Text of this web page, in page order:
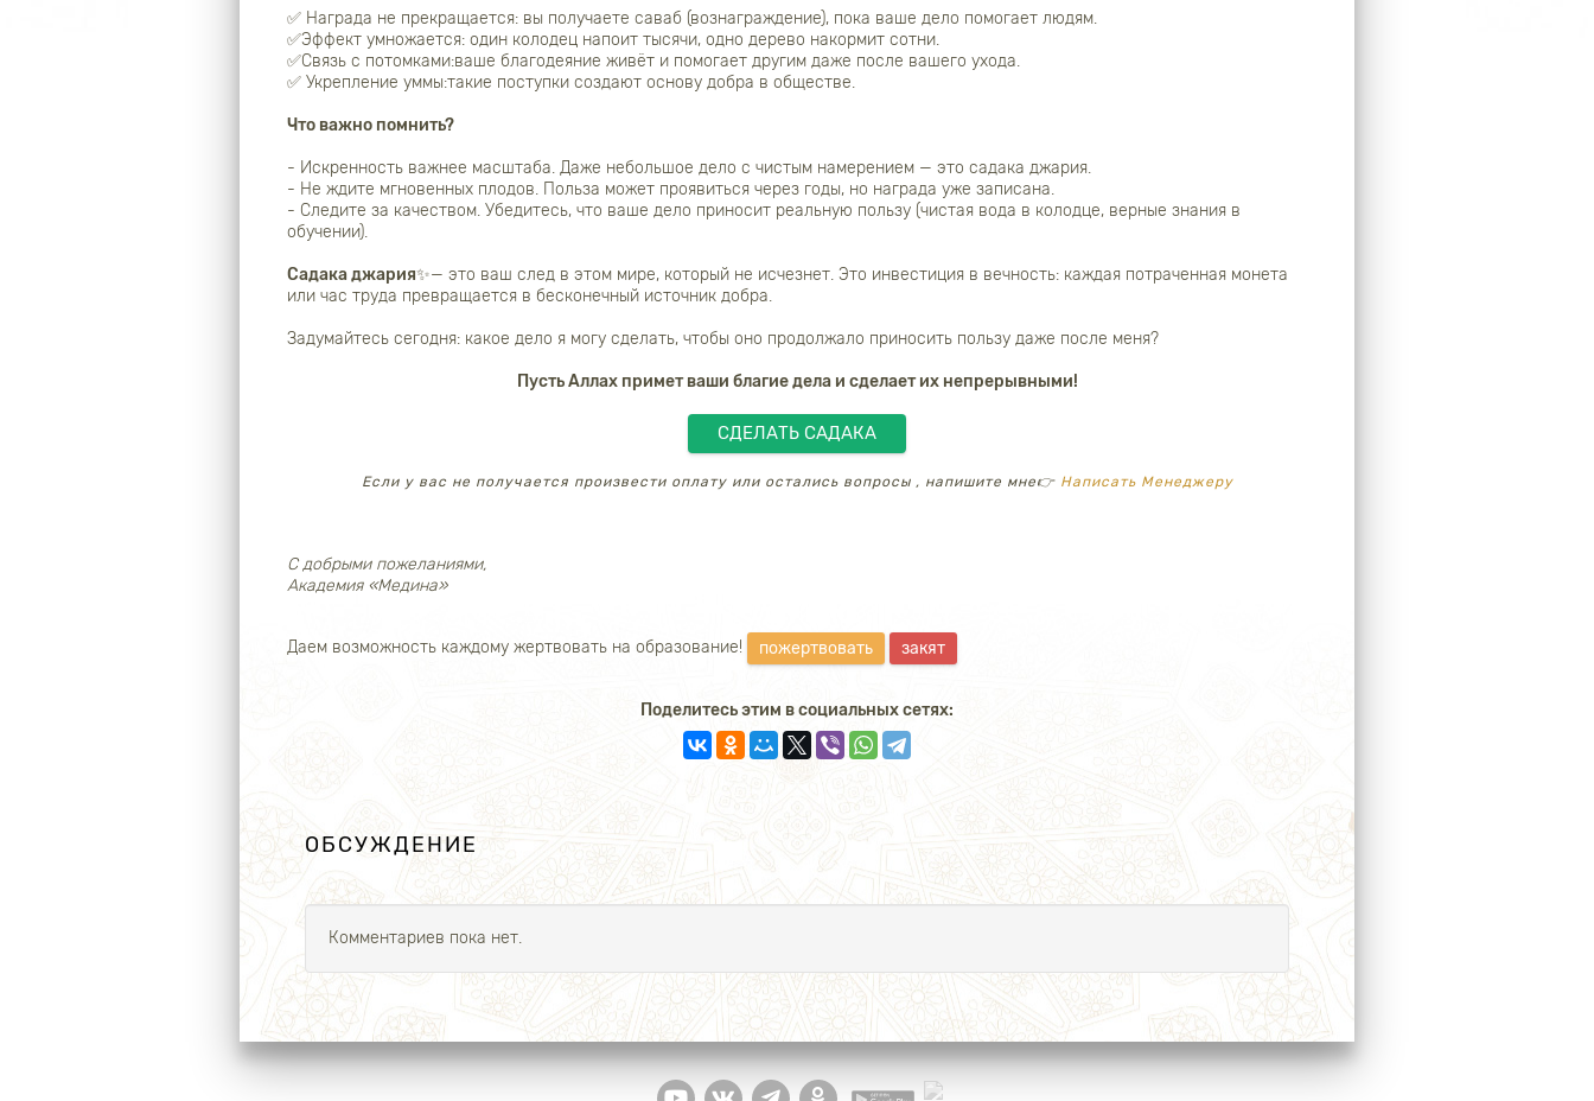
✅ Награда не прекращается: вы получаете саваб (вознаграждение), пока ваше дело помогает людям.
✅Эффект умножается: один колодец напоит тысячи, одно дерево накормит сотни.
✅Связь с потомками:ваше благодеяние живёт и помогает другим даже после вашего ухода.
✅ Укрепление уммы:такие поступки создают основу добра в обществе.
Что важно помнить?
- Искренность важнее масштаба. Даже небольшое дело с чистым намерением — это садака джария.
- Не ждите мгновенных плодов. Польза может проявиться через годы, но награда уже записана.
- Следите за качеством. Убедитесь, что ваше дело приносит реальную пользу (чистая вода в колодце, верные знания в
обучении).
Садака джария✨— это ваш след в этом мире, который не исчезнет. Это инвестиция в вечность: каждая потраченная монета
или час труда превращается в бесконечный источник добра.
Задумайтесь сегодня: какое дело я могу сделать, чтобы оно продолжало приносить пользу даже после меня?
Пусть Аллах примет ваши благие дела и сделает их непрерывными!
СДЕЛАТЬ САДАКА
Если у вас не получается произвести оплату или остались вопросы , напишите мне👉 Написать Менеджеру
С добрыми пожеланиями,
Академия «Медина»
Даем возможность каждому жертвовать на образование! пожертвовать закят
Поделитесь этим в социальных сетях:
ОБСУЖДЕНИЕ
Комментариев пока нет.